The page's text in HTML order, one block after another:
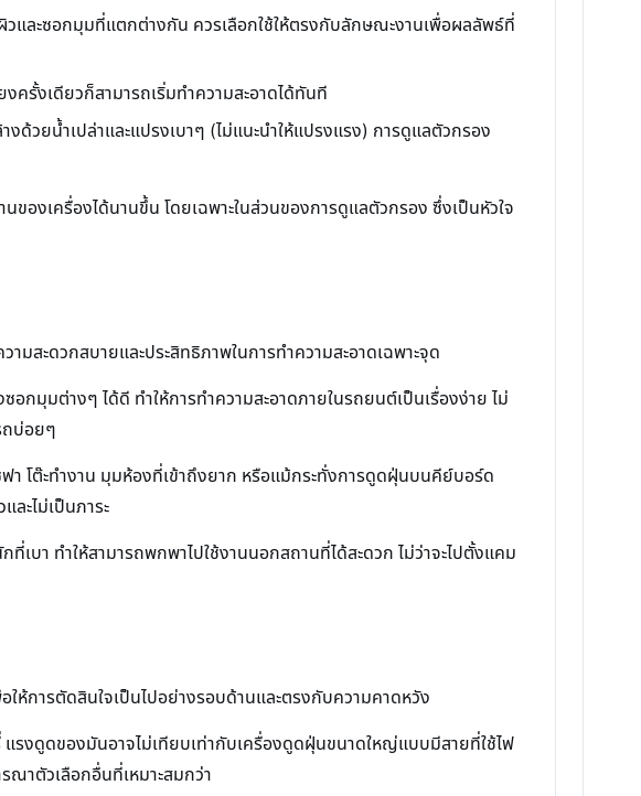
และซอกมุมที่แตกต่างกัน ควรเลือกใช้ให้ตรงกับลักษณะงานเพื่อผลลัพธ์ที่
ครั้งเดียวก็สามารถเริ่มทำความสะอาดได้ทันที
ด้วยน้ำเปล่าและแปรงเบาๆ (ไม่แนะนำให้แปรงแรง) การดูแลตัวกรอง
องเครื่องได้นานขึ้น โดยเฉพาะในส่วนของการดูแลตัวกรอง ซึ่งเป็นหัวใจ
สะดวกสบายและประสิทธิภาพในการทำความสะอาดเฉพาะจุด
มุมต่างๆ ได้ดี ทำให้การทำความสะอาดภายในรถยนต์เป็นเรื่องง่าย ไม่
ถบ่อยๆ
ฟา โต๊ะทำงาน มุมห้องที่เข้าถึงยาก หรือแม้กระทั่งการดูดฝุ่นบนคีย์บอร์ด
ะไม่เป็นภาระ
เบา ทำให้สามารถพกพาไปใช้งานนอกสถานที่ได้สะดวก ไม่ว่าจะไปตั้งแคม
ห้การตัดสินใจเป็นไปอย่างรอบด้านและตรงกับความคาดหวัง
รงดูดของมันอาจไม่เทียบเท่ากับเครื่องดูดฝุ่นขนาดใหญ่แบบมีสายที่ใช้ไฟ
าตัวเลือกอื่นที่เหมาะสมกว่า